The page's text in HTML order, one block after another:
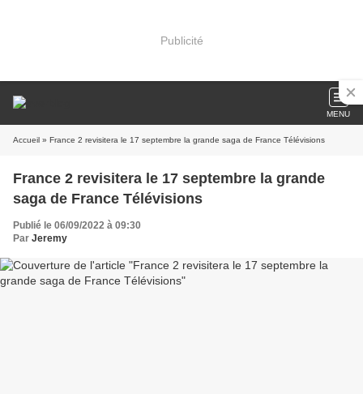
Publicité
MENU
Accueil » France 2 revisitera le 17 septembre la grande saga de France Télévisions
France 2 revisitera le 17 septembre la grande
saga de France Télévisions
Publié le 06/09/2022 à 09:30
Par Jeremy